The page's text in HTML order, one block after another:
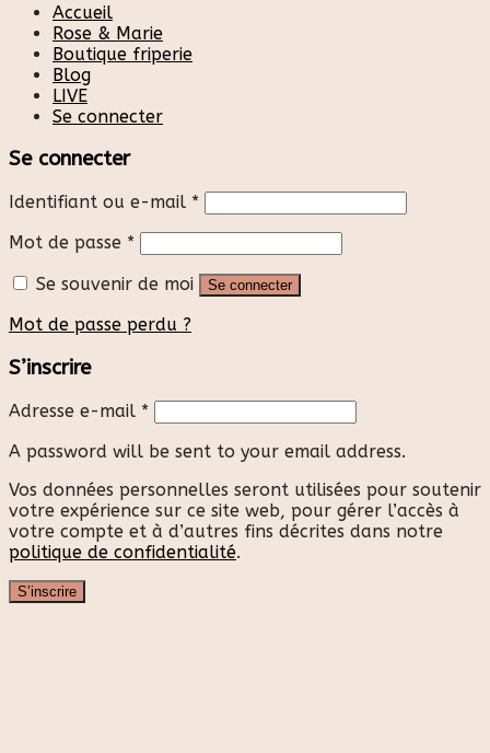
Accueil
Rose & Marie
Boutique friperie
Blog
LIVE
Se connecter
Se connecter
Identifiant ou e-mail *
Mot de passe *
Se souvenir de moi
Se connecter
Mot de passe perdu ?
S’inscrire
Adresse e-mail *
A password will be sent to your email address.
Vos données personnelles seront utilisées pour soutenir
votre expérience sur ce site web, pour gérer l’accès à
votre compte et à d’autres fins décrites dans notre
politique de confidentialité.
S’inscrire